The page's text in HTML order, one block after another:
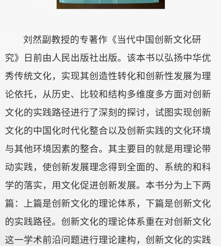
刘然副教授的专著作《当代中国创新文化研
究》日前由人民出版社出版。该本书以弘扬中华优
秀传统文化，实现其创造性转化和创新性发展为理
论依托，从历史、比较和结构多维度多方面对创新
文化的实践路径进行了深刻的探讨，试图实现创新
文化的中国化时代化整合以及创新实践的文化环境
与其他环境因素的整合。其主要目的就是用理论带
动实践，使创新发展理念得到全面的、系统的和科
学的落实，用文化促进创新发展。本书分为上下两
篇：上篇是创新文化的理论体系，下篇是创新文化
的实践路径。创新文化的理论体系重在对创新文化
这一学术前沿问题进行理论建构，创新文化的实践